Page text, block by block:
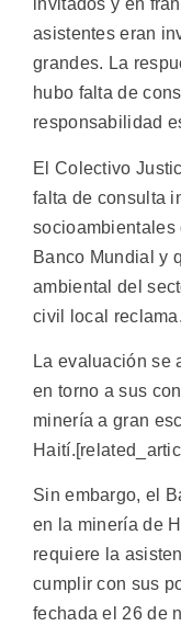
invitados y en
asistentes eran
grandes. La
hubo falta de
responsabilidad
El Colectivo
falta de consulta
socioambientales
Banco Mundial y
ambiental del
civil local reclama.
La evaluación se
en torno a sus
minería a gran
Sin embargo, el
en la minería de
requiere la
cumplir con sus
fechada el 26 de